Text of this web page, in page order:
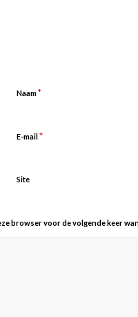
Naam*
E-mail*
Site
browser voor de volgende keer